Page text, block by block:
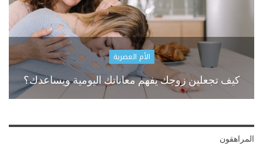
الأم العصرية
كيف تجعلين زوجك يفهم معاناتك اليومية ويساعدك؟
المراهقون